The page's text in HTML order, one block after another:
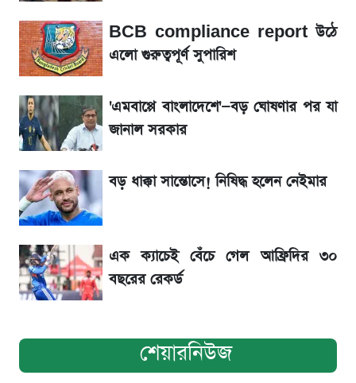
লাফিয়ে বাড়ল স্বর্ণের দাম, এক মাসের মধ্যে সর্বোচ্চ
রেকর্ড
শেয়ার বিজকে লিগ্যাল নোটিশ পাঠাল রবি, শুরু নতুন
বিতর্ক
রবির বড় সাফল্য! আয় কম বাড়লেও রেকর্ড মুনাফা ও
সৌদিতে বাংলাদেশিদের আকামা নবায়নে বদলে গেল
BCB compliance report উঠে
এলো গুরুত্বপূর্ণ সুপারিশ
'এমবাপ্পে বাংলাদেশে'—বড় ঘোষণার পর যা
জানাল সরকার
বড় ধাক্কা সান্তোসে! নিষিদ্ধ হলেন নেইমার
এক ক্যাচেই বেঁচে গেল আফ্রিদির ৩০
বছরের রেকর্ড
শেয়ারনিউজ